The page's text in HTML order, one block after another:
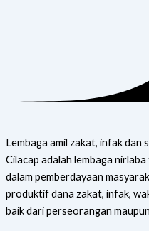
Lembaga amil zakat, infak dan
Cilacap adalah lembaga
dalam pemberdayaan
produktif dana zakat, infak,
baik dari perseorangan